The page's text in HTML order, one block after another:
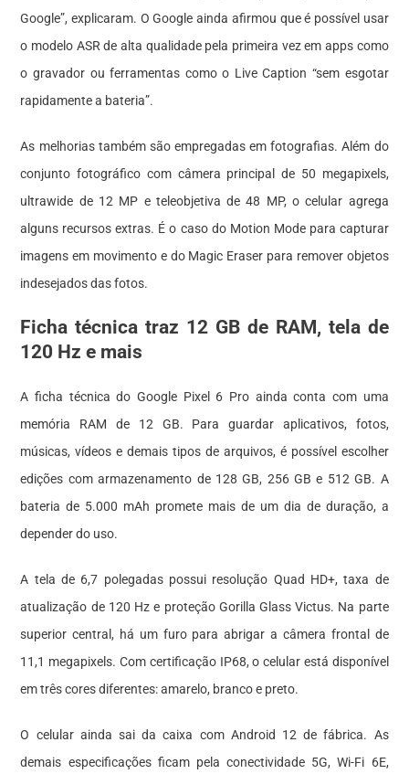
Google”, explicaram. O Google ainda afirmou que é possível usar
o modelo ASR de alta qualidade pela primeira vez em apps como
o gravador ou ferramentas como o Live Caption “sem esgotar
rapidamente a bateria”.
As melhorias também são empregadas em fotografias. Além do
conjunto fotográfico com câmera principal de 50 megapixels,
ultrawide de 12 MP e teleobjetiva de 48 MP, o celular agrega
alguns recursos extras. É o caso do Motion Mode para capturar
imagens em movimento e do Magic Eraser para remover objetos
indesejados das fotos.
Ficha técnica traz 12 GB de RAM, tela de
120 Hz e mais
A ficha técnica do Google Pixel 6 Pro ainda conta com uma
memória RAM de 12 GB. Para guardar aplicativos, fotos,
músicas, vídeos e demais tipos de arquivos, é possível escolher
edições com armazenamento de 128 GB, 256 GB e 512 GB. A
bateria de 5.000 mAh promete mais de um dia de duração, a
depender do uso.
A tela de 6,7 polegadas possui resolução Quad HD+, taxa de
atualização de 120 Hz e proteção Gorilla Glass Victus. Na parte
superior central, há um furo para abrigar a câmera frontal de
11,1 megapixels. Com certificação IP68, o celular está disponível
em três cores diferentes: amarelo, branco e preto.
O celular ainda sai da caixa com Android 12 de fábrica. As
demais especificações ficam pela conectividade 5G, Wi-Fi 6E,